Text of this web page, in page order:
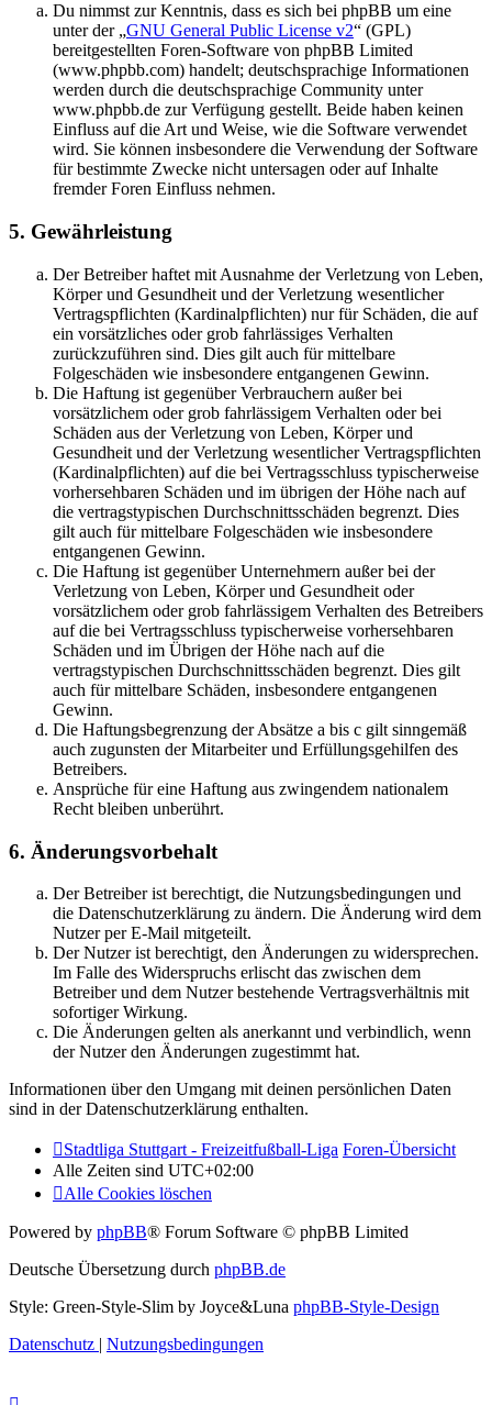
Du nimmst zur Kenntnis, dass es sich bei phpBB um eine
unter der „GNU General Public License v2“ (GPL)
bereitgestellten Foren-Software von phpBB Limited
(www.phpbb.com) handelt; deutschsprachige Informationen
werden durch die deutschsprachige Community unter
www.phpbb.de zur Verfügung gestellt. Beide haben keinen
Einfluss auf die Art und Weise, wie die Software verwendet
wird. Sie können insbesondere die Verwendung der Software
für bestimmte Zwecke nicht untersagen oder auf Inhalte
fremder Foren Einfluss nehmen.
5. Gewährleistung
Der Betreiber haftet mit Ausnahme der Verletzung von Leben,
Körper und Gesundheit und der Verletzung wesentlicher
Vertragspflichten (Kardinalpflichten) nur für Schäden, die auf
ein vorsätzliches oder grob fahrlässiges Verhalten
zurückzuführen sind. Dies gilt auch für mittelbare
Folgeschäden wie insbesondere entgangenen Gewinn.
Die Haftung ist gegenüber Verbrauchern außer bei
vorsätzlichem oder grob fahrlässigem Verhalten oder bei
Schäden aus der Verletzung von Leben, Körper und
Gesundheit und der Verletzung wesentlicher Vertragspflichten
(Kardinalpflichten) auf die bei Vertragsschluss typischerweise
vorhersehbaren Schäden und im übrigen der Höhe nach auf
die vertragstypischen Durchschnittsschäden begrenzt. Dies
gilt auch für mittelbare Folgeschäden wie insbesondere
entgangenen Gewinn.
Die Haftung ist gegenüber Unternehmern außer bei der
Verletzung von Leben, Körper und Gesundheit oder
vorsätzlichem oder grob fahrlässigem Verhalten des Betreibers
auf die bei Vertragsschluss typischerweise vorhersehbaren
Schäden und im Übrigen der Höhe nach auf die
vertragstypischen Durchschnittsschäden begrenzt. Dies gilt
auch für mittelbare Schäden, insbesondere entgangenen
Gewinn.
Die Haftungsbegrenzung der Absätze a bis c gilt sinngemäß
auch zugunsten der Mitarbeiter und Erfüllungsgehilfen des
Betreibers.
Ansprüche für eine Haftung aus zwingendem nationalem
Recht bleiben unberührt.
6. Änderungsvorbehalt
Der Betreiber ist berechtigt, die Nutzungsbedingungen und
die Datenschutzerklärung zu ändern. Die Änderung wird dem
Nutzer per E-Mail mitgeteilt.
Der Nutzer ist berechtigt, den Änderungen zu widersprechen.
Im Falle des Widerspruchs erlischt das zwischen dem
Betreiber und dem Nutzer bestehende Vertragsverhältnis mit
sofortiger Wirkung.
Die Änderungen gelten als anerkannt und verbindlich, wenn
der Nutzer den Änderungen zugestimmt hat.
Informationen über den Umgang mit deinen persönlichen Daten
sind in der Datenschutzerklärung enthalten.
Stadtliga Stuttgart - Freizeitfußball-Liga Foren-Übersicht
Alle Zeiten sind UTC+02:00
Alle Cookies löschen
Powered by phpBB® Forum Software © phpBB Limited
Deutsche Übersetzung durch phpBB.de
Style: Green-Style-Slim by Joyce&Luna phpBB-Style-Design
Datenschutz | Nutzungsbedingungen